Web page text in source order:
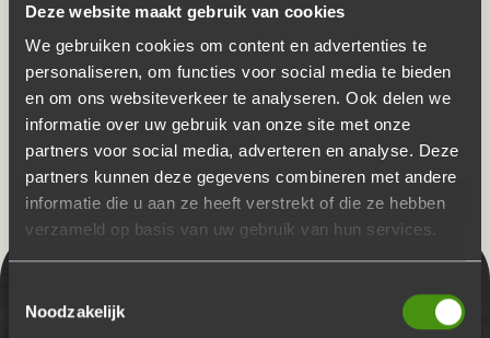
Deze website maakt gebruik van cookies
We gebruiken cookies om content en advertenties te
personaliseren, om functies voor social media te bieden
en om ons websiteverkeer te analyseren. Ook delen we
informatie over uw gebruik van onze site met onze
partners voor social media, adverteren en analyse. Deze
partners kunnen deze gegevens combineren met andere
informatie die u aan ze heeft verstrekt of die ze hebben
verzameld op basis van uw gebruik van hun services.
Noodzakelijk